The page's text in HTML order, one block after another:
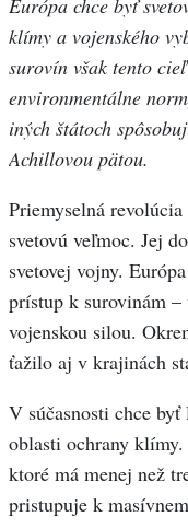
Európa chce byť
klímy a vojenského
surovín však tento
environmentálne
iných štátoch
Achillovou pätou.
Priemyselná
svetovú veľmoc. Jej
svetovej vojny.
prístup k surovinám
vojenskou silou.
ťažilo aj v krajinách
V súčasnosti chce
oblasti ochrany
ktoré má menej než
pristupuje k